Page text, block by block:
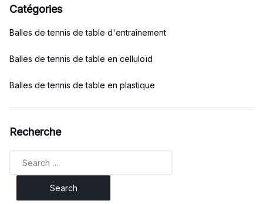
Catégories
Balles de tennis de table d'entraînement
Balles de tennis de table en celluloïd
Balles de tennis de table en plastique
Recherche
Search